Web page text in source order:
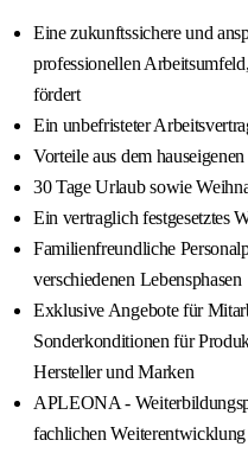
Eine zukunftssichere und
professionellen
fördert
Ein unbefristeter
Vorteile aus dem
30 Tage Urlaub sowie
Ein vertraglich festgesetztes
Familienfreundliche
verschiedenen Lebensphasen
Exklusive Angebote für
Sonderkonditionen für
Hersteller und Marken
APLEONA -
fachlichen Weiterentwicklung